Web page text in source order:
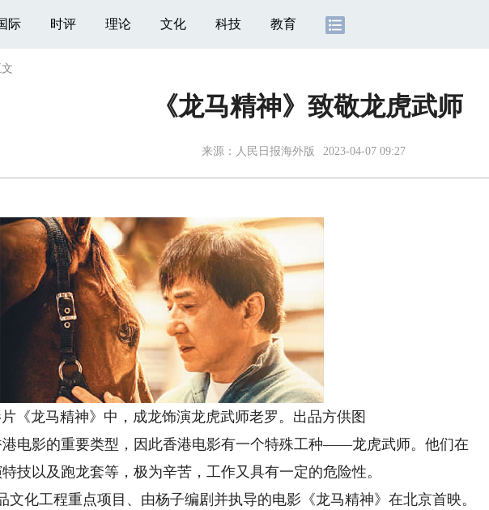
际 时评 理论 文化 科技 教育
文
《龙马精神》致敬龙虎武师
来源： 人民日报海外版 2023-04-07 09:27
龙马精神》中，成龙饰演龙虎武师老罗。出品方供图
影的重要类型，因此香港电影有一个特殊工种——龙虎武师。他们在
技以及跑龙套等，极为辛苦，工作又具有一定的危险性。
化工程重点项目、由杨子编剧并执导的电影《龙马精神》在北京首映。